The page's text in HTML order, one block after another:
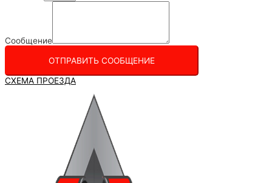
Сообщение
ОТПРАВИТЬ СООБЩЕНИЕ
СХЕМА ПРОЕЗДА